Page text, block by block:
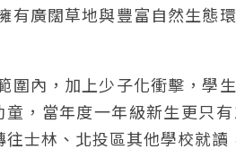
有廣闊草地與豐富自然生態
圍內，加上少子化衝擊，學
，當年度一年級新生更只
士林、北投區其他學校就讀